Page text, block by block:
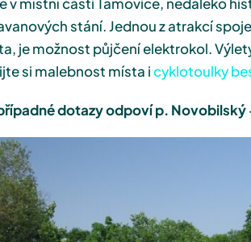
stání. Jednou z atrakcí
je možnost půjčení elektrokol.
si malebnost místa icyklotoulky
dotazy odpoví p. Novobilský